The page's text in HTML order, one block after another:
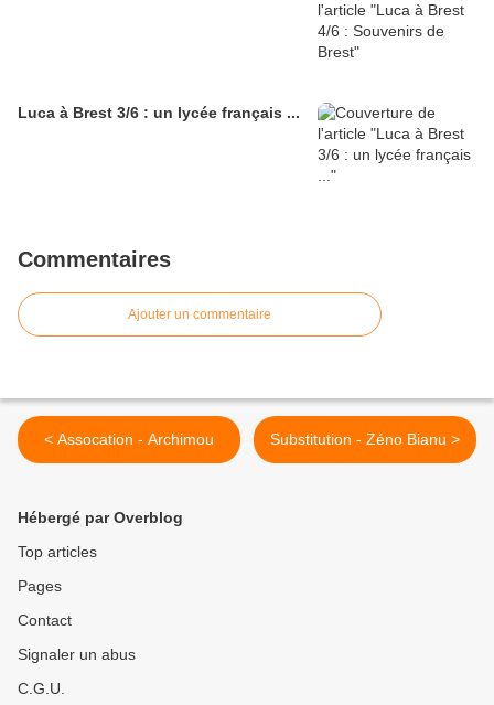
Luca à Brest 3/6 : un lycée français ...
Commentaires
Ajouter un commentaire
< Assocation - Archimou Substitution - Zéno Bianu >
Hébergé par Overblog
Top articles
Pages
Contact
Signaler un abus
C.G.U.